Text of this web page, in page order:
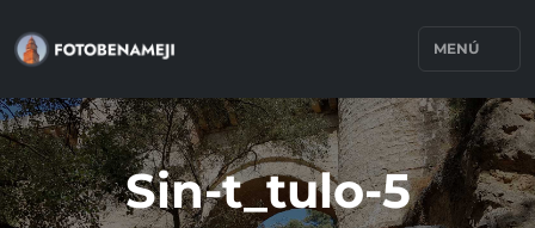
MENÚ
Sin-t_tulo-5